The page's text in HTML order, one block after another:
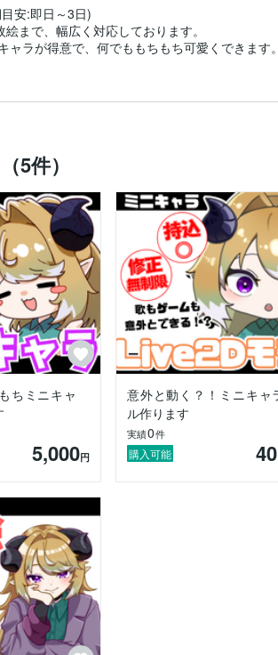
安:即日～3日)
絵まで、幅広く対応しております。
が得意で、何でももちもち可愛くできます。
イラストだけ、モデリングだけ等対応可能で
の作成が可能です。
おります。
5件）
ちミニキャ
5,000円
意外と動く？！ミニキャ
ル作ります
実績0件
購入可能